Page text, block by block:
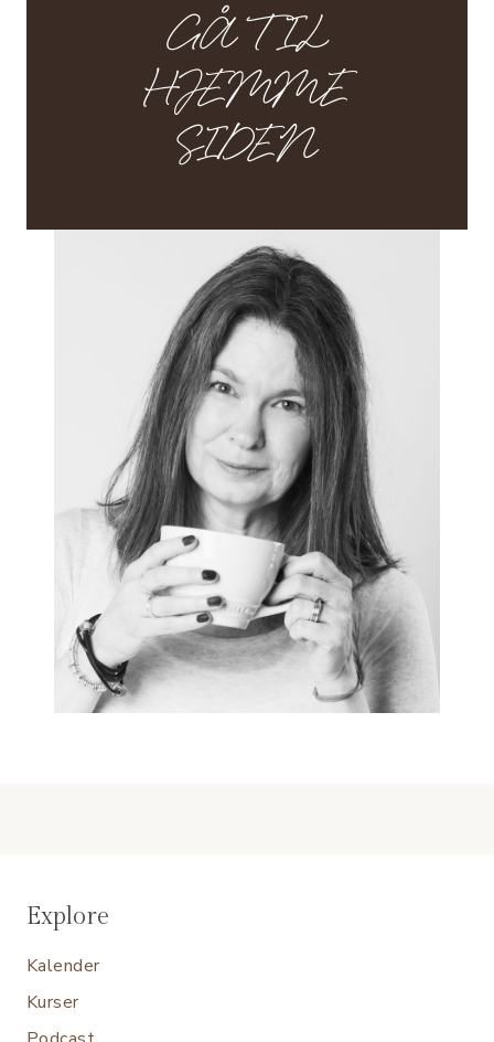
GÅ TIL
HJEMME
SIDEN
Explore
Kalender
Kurser